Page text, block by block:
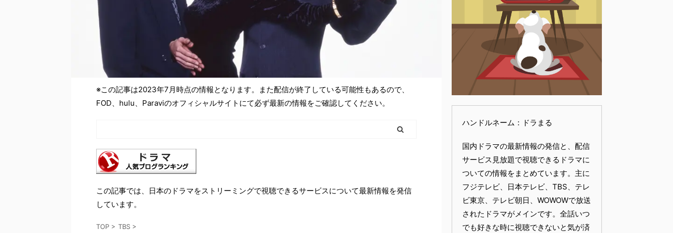
※この記事は2023年7月時点の情報となります。また配信が終了している可能性もあるので、
FOD、hulu、Paraviのオフィシャルサイトにて必ず最新の情報をご確認してください。
この記事では、日本のドラマをストリーミングで視聴できるサービスについて最新情報を発信
しています。
TOP > TBS >
ハンドルネーム：ドラまる
国内ドラマの最新情報の発信と、配信
サービス見放題で視聴できるドラマに
ついての情報をまとめています。主に
フジテレビ、日本テレビ、TBS、テレ
ビ東京、テレビ朝日、WOWOWで放送
されたドラマがメインです。全話いつ
でも好きな時に視聴できないと気が済